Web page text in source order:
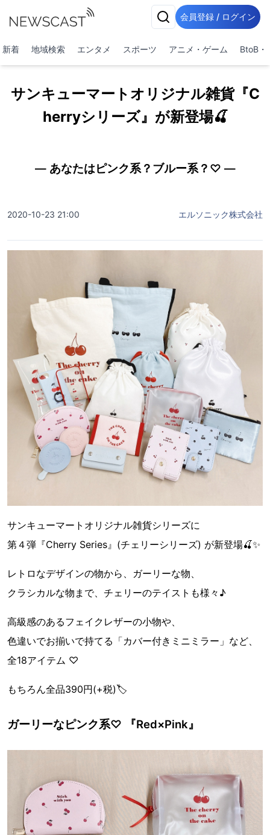
会員登録 / ログイン
新着 地域検索 エンタメ スポーツ アニメ・ゲーム BtoB・
サンキューマートオリジナル雑貨『C
herryシリーズ』が新登場🍒
— あなたはピンク系？ブルー系？♡ ―
2020-10-23 21:00 エルソニック株式会社
サンキューマートオリジナル雑貨シリーズに
第４弾『Cherry Series』(チェリーシリーズ) が新登場🍒✨
レトロなデザインの物から、ガーリーな物、
クラシカルな物まで、チェリーのテイストも様々♪
高級感のあるフェイクレザーの小物や、
色違いでお揃いで持てる「カバー付きミニミラー」など、
全18アイテム ♡
もちろん全品390円(+税)🏷
ガーリーなピンク系♡ 『Red×Pink』